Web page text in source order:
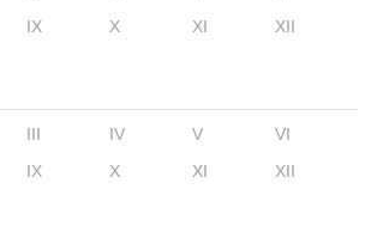
IX X XI XII
III IV V
VI
IX X XI XII